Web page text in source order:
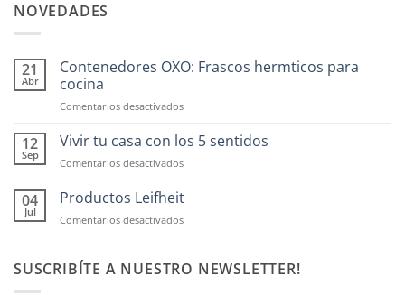
NOVEDADES
21
Abr
Contenedores OXO: Frascos hermticos para
cocina
Comentarios desactivadosen
OXO:
hermticos
cocina
12
Sep
Vivir tu casa con los 5 sentidos
Comentarios desactivadosen
tu
con
sentidos
04
Jul
Productos Leifheit
Comentarios desactivadosen
SUSCRIBÍTE A NUESTRO NEWSLETTER!